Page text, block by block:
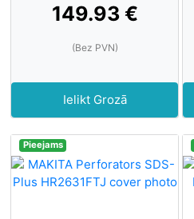
149.93 €
(Bez PVN)
Ielikt Grozā
Pieejams